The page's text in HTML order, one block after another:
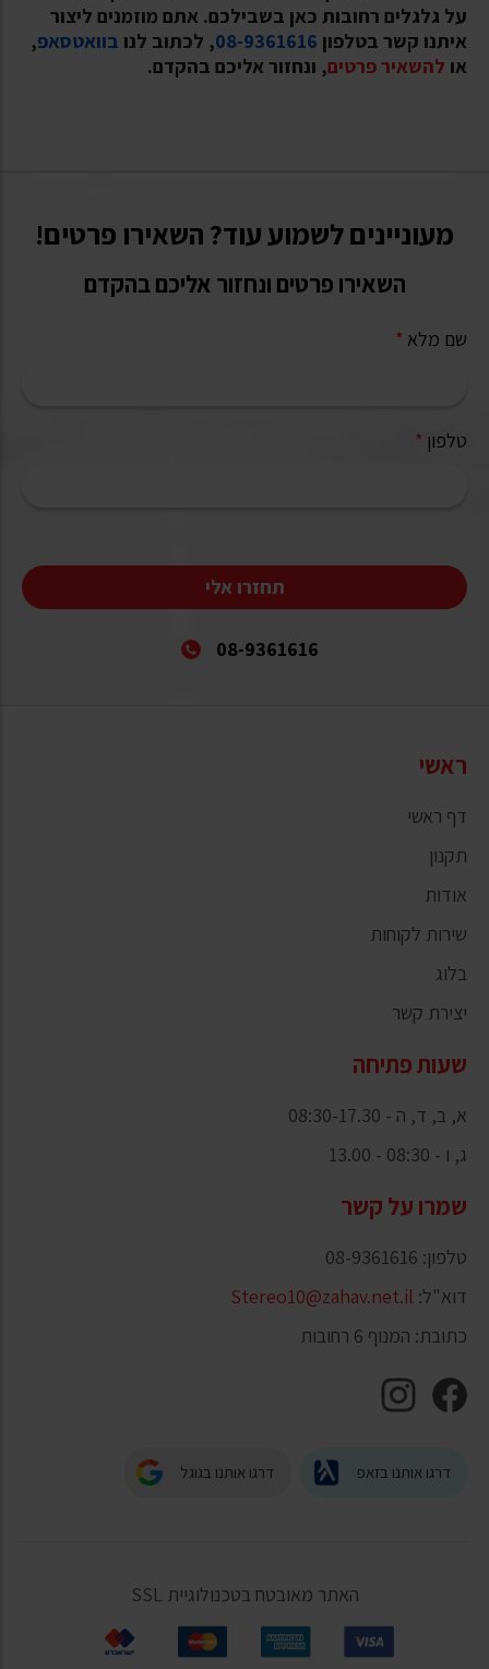
על גלגלים רחובות כאן בשבילכם. אתם מוזמנים ליצור
איתנו קשר בטלפון 08-9361616, לכתוב לנו בוואטסאפ,
או להשאיר פרטים, ונחזור אליכם בהקדם.
מעוניינים לשמוע עוד? השאירו פרטים!
השאירו פרטים ונחזור אליכם בהקדם
שם מלא *
טלפון *
תחזרו אלי
08-9361616
ראשי
דף ראשי
תקנון
אודות
שירות לקוחות
בלוג
יצירת קשר
שעות פתיחה
א, ב, ד, ה - 08:30-17.30
ג, ו - 08:30 - 13.00
שמרו על קשר
טלפון: 08-9361616
דוא"ל: Stereo10@zahav.net.il
כתובת: המנוף 6 רחובות
דרגו אותנו בזאפ דרגו אותנו בגוגל
האתר מאובטח בטכנולוגיית SSL